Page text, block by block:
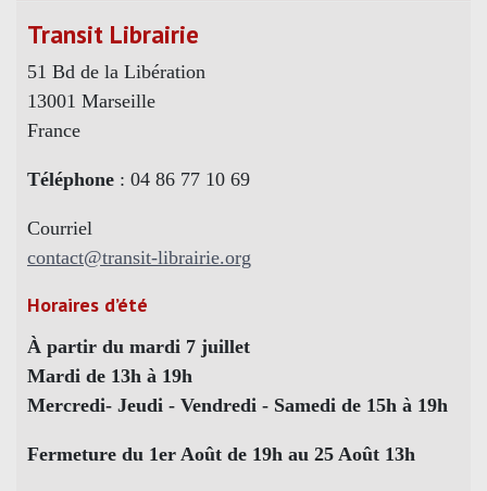
Transit Librairie
51 Bd de la Libération
13001 Marseille
France
Téléphone : 04 86 77 10 69
Courriel
contact@transit-librairie.org
Horaires d’été
À partir du mardi 7 juillet
Mardi de 13h à 19h
Mercredi- Jeudi - Vendredi - Samedi de 15h à 19h
Fermeture du 1er Août de 19h au 25 Août 13h